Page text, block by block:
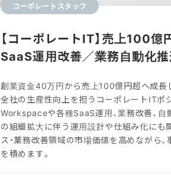
コーポレートスタッフ
【コーポレートIT】売上100億
SaaS運用改善／業務自動化
創業資金40万円から売上100億円超へ成長
全社の生産性向上を担うコーポレートITポ
Workspaceや各種SaaS運用、業務改善、自
の組織拡大に伴う運用設計や仕組み化にも
ス・業務改善領域の市場価値を高めながら
を積めます。